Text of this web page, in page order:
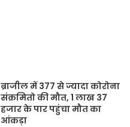
ब्राजील में 377 से ज्यादा कोरोना
संक्रमितो की मौत, 1 लाख 37
हजार के पार पहुंचा मौत का
आंकड़ा